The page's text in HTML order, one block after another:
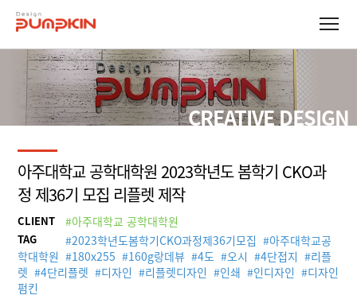
CREATIVE DESIGN
아주대학교 공학대학원 2023학년도 봄학기 CKO과
정 제36기 모집 리플렛 제작
CLIENT #아주대학교 공학대학원
TAG #2023학년도봄학기CKO과정제36기모집 #아주대학교공
학대학원 #180x255 #160g랑데뷰 #4도 #오시 #4단접지 #리플
렛 #4단리플렛 #디자인 #리플렛디자인 #인쇄 #인디자인 #디자인
펌킨